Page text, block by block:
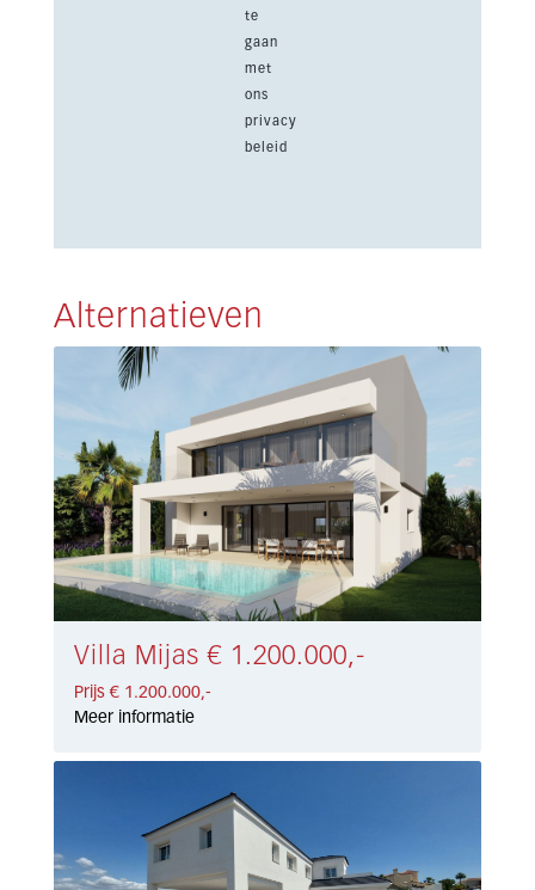
te
gaan
met
ons
privacy
beleid
Alternatieven
Villa Mijas € 1.200.000,-
Prijs € 1.200.000,-
Meer informatie